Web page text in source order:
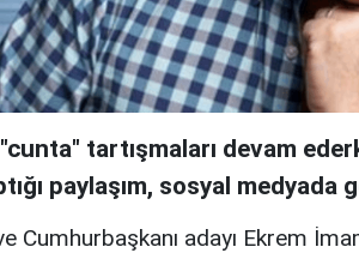
tartışmaları devam
paylaşım, sosyal medyada
Cumhurbaşkanı adayı Ekrem